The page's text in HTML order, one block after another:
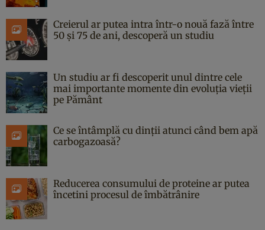
Creierul ar putea intra într-o nouă fază între
50 și 75 de ani, descoperă un studiu
Un studiu ar fi descoperit unul dintre cele
mai importante momente din evoluția vieții
pe Pământ
Ce se întâmplă cu dinții atunci când bem apă
carbogazoasă?
Reducerea consumului de proteine ar putea
încetini procesul de îmbătrânire